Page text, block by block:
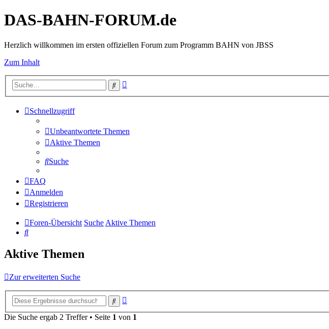
DAS-BAHN-FORUM.de
Herzlich willkommen im ersten offiziellen Forum zum Programm BAHN von JBSS
Zum Inhalt
Suche
Schnellzugriff
Unbeantwortete Themen
Aktive Themen
Suche
FAQ
Anmelden
Registrieren
Foren-Übersicht SucheAktive Themen
Suche
Aktive Themen
Zur erweiterten Suche
Suche
Die Suche ergab 2 Treffer • Seite 1 von 1